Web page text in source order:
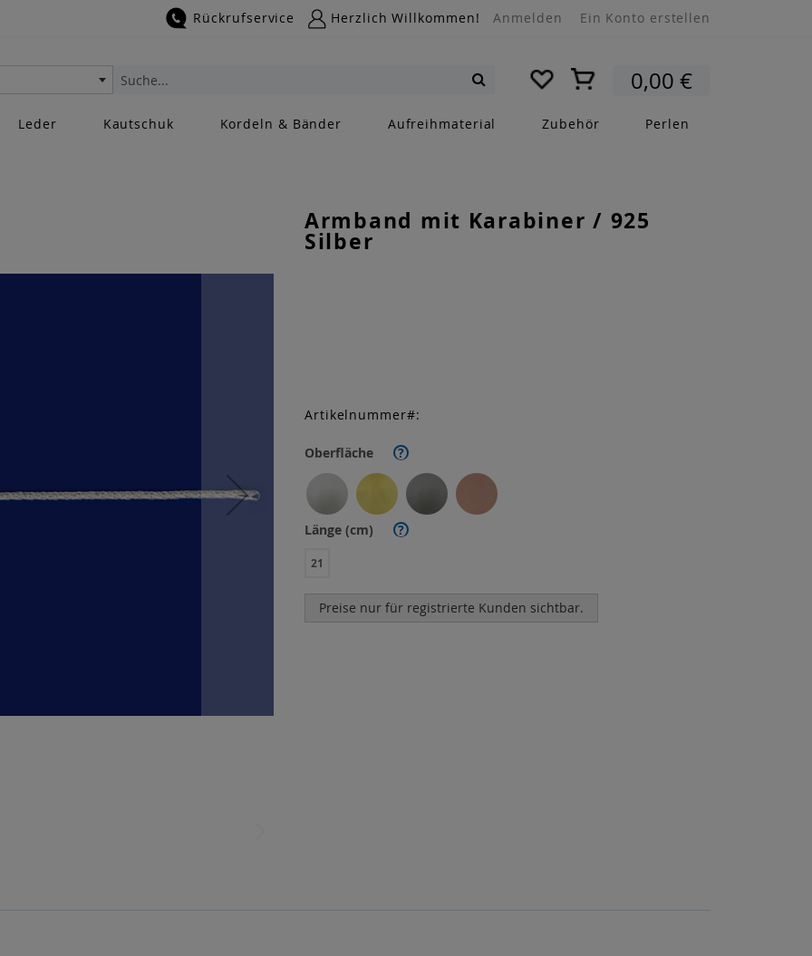
Rückrufservice Herzlich Willkommen! Anmelden Ein Konto erstellen
Mein Warenkorb
0,00 €
Suche
Leder Kautschuk Kordeln & Bänder Aufreihmaterial Zubehör Perlen
Armband mit Karabiner / 925
Silber
Oberfläche ?
Länge (cm) ?
21
Preise nur für registrierte Kunden sichtbar.
Artikelnummer